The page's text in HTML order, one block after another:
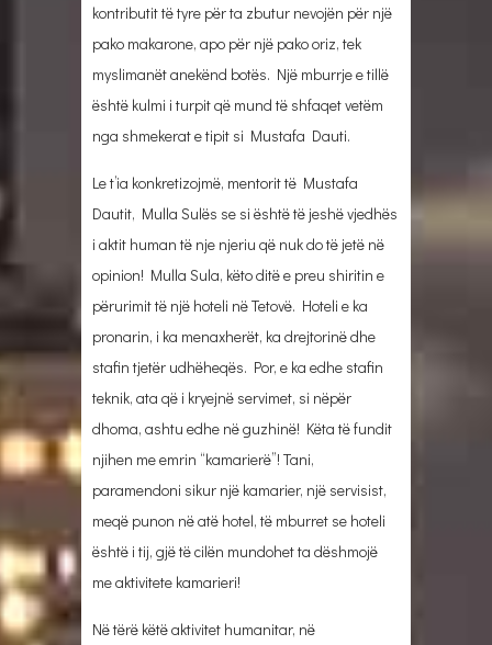
kontributit të tyre për ta zbutur nevojën për një
pako makarone, apo për një pako oriz, tek
myslimanët anekënd botës. Një mburrje e tillë
është kulmi i turpit që mund të shfaqet vetëm
nga shmekerat e tipit si Mustafa Dauti.
Le t’ia konkretizojmë, mentorit të Mustafa
Dautit, Mulla Sulës se si është të jeshë vjedhës
i aktit human të nje njeriu që nuk do të jetë në
opinion! Mulla Sula, këto ditë e preu shiritin e
përurimit të një hoteli në Tetovë. Hoteli e ka
pronarin, i ka menaxherët, ka drejtorinë dhe
stafin tjetër udhëheqës. Por, e ka edhe stafin
teknik, ata që i kryejnë servimet, si nëpër
dhoma, ashtu edhe në guzhinë! Këta të fundit
njihen me emrin “kamarierë”! Tani,
paramendoni sikur një kamarier, një servisist,
meqë punon në atë hotel, të mburret se hoteli
është i tij, gjë të cilën mundohet ta dëshmojë
me aktivitete kamarieri!
Në tërë këtë aktivitet humanitar, në